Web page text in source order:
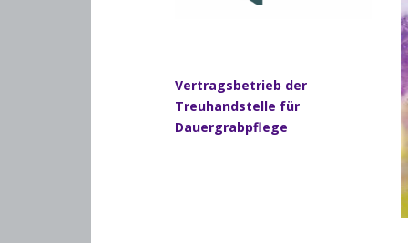
Vertragsbetrieb der
Treuhandstelle für
Dauergrabpflege